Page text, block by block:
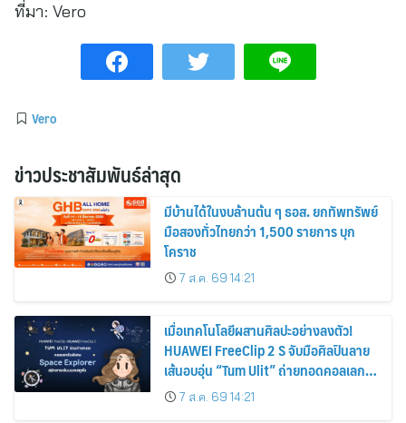
ที่มา: Vero
Vero
ข่าวประชาสัมพันธ์ล่าสุด
มีบ้านได้ในงบล้านต้น ๆ ธอส. ยกทัพทรัพย์
มือสองทั่วไทยกว่า 1,500 รายการ บุก
โคราช
7 ส.ค. 69 14:21
เมื่อเทคโนโลยีผสานศิลปะอย่างลงตัว!
HUAWEI FreeClip 2 S จับมือศิลปินลาย
เส้นอบอุ่น “Tum Ulit” ถ่ายทอดคอลเลก
ชันพิเศษ “Space Explorer” สลักลายเส้น
บนเคสหูฟัง
7 ส.ค. 69 14:21